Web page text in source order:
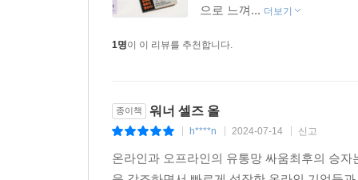
으로 느껴... 더보기
1명이 이 리뷰를 추천합니다.
종이책 워너 셀즈 올
h****n 2024-07-14 신고
온라인과 오프라인의 유통망 싸움최후의 승